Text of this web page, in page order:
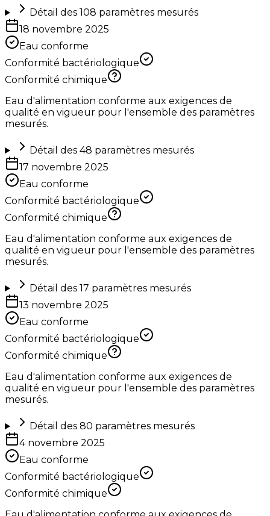
Détail des 108 paramètres mesurés
18 novembre 2025
Eau conforme
Conformité bactériologique
Conformité chimique
Eau d'alimentation conforme aux exigences de
qualité en vigueur pour l'ensemble des paramètres
mesurés.
Détail des 48 paramètres mesurés
17 novembre 2025
Eau conforme
Conformité bactériologique
Conformité chimique
Eau d'alimentation conforme aux exigences de
qualité en vigueur pour l'ensemble des paramètres
mesurés.
Détail des 17 paramètres mesurés
13 novembre 2025
Eau conforme
Conformité bactériologique
Conformité chimique
Eau d'alimentation conforme aux exigences de
qualité en vigueur pour l'ensemble des paramètres
mesurés.
Détail des 80 paramètres mesurés
4 novembre 2025
Eau conforme
Conformité bactériologique
Conformité chimique